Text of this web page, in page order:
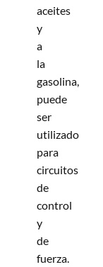
aceites
y
a
la
gasolina,
puede
ser
utilizado
para
circuitos
de
control
y
de
fuerza.